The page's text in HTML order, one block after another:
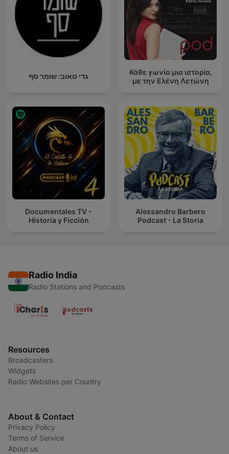
גדי טאוב: שומר סף
Κάθε γωνία μια ιστορία,
με την Ελένη Λετώνη
Documentales TV -
Historia y Ficción
Alessandro Barbero
Podcast - La Storia
Radio India
Radio Stations and Podcasts
Resources
Broadcasters
Widgets
Radio Websites per Country
About & Contact
Privacy Policy
Terms of Service
About us